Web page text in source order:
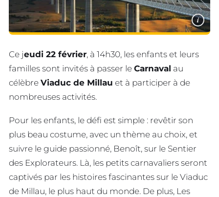
i
Ce jeudi 22 février, à 14h30, les enfants et leurs
familles sont invités à passer le Carnaval au
célèbre Viaduc de Millau et à participer à de
nombreuses activités.
Pour les enfants, le défi est simple : revêtir son
plus beau costume, avec un thème au choix, et
suivre le guide passionné, Benoît, sur le Sentier
des Explorateurs. Là, les petits carnavaliers seront
captivés par les histoires fascinantes sur le Viaduc
de Millau, le plus haut du monde. De plus, Les